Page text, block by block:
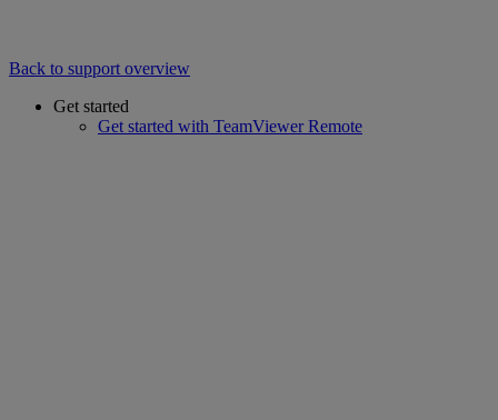
Back to support overview
Get started
Get started with TeamViewer Remote